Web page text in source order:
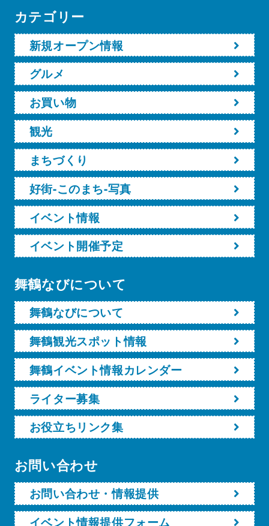
カテゴリー
新規オープン情報
グルメ
お買い物
観光
まちづくり
好街-このまち-写真
イベント情報
イベント開催予定
舞鶴なびについて
舞鶴なびについて
舞鶴観光スポット情報
舞鶴イベント情報カレンダー
ライター募集
お役立ちリンク集
お問い合わせ
お問い合わせ・情報提供
イベント情報提供フォーム